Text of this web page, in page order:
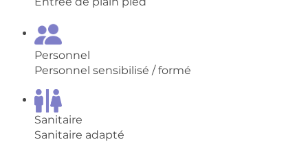
Personnel
Personnel sensibilisé / formé
Sanitaire
Sanitaire adapté